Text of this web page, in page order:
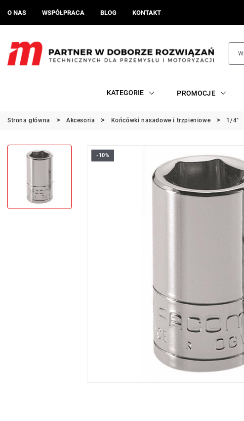
O NAS WSPÓŁPRACA BLOG KONTAKT
KATEGORIE PROMOCJE
Strona główna Akcesoria Końcówki nasadowe i trzpieniowe 1/4"
-10%